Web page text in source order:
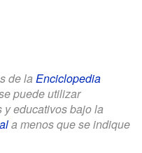
de la Enciclopedia
puede utilizar
educativos bajo la
a menos que se indique